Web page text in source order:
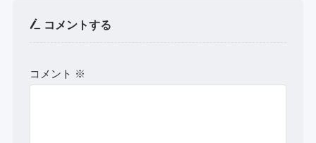
コメントする
コメント ※